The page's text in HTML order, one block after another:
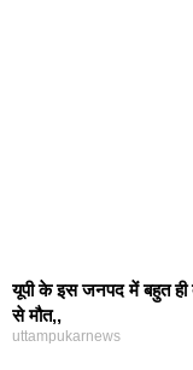
यूपी के इस जनपद में बहुत ही
से मौत,,
uttampukarnews